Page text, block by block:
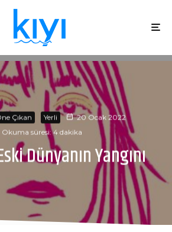
Çıkan Yerli
20 Ocak 2022
Okuma süresi: 4 dakika
Dünyanın Yangını